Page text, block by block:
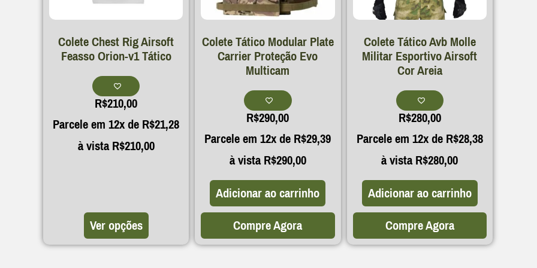
Colete Chest Rig Airsoft
Feasso Orion-v1 Tático
R$210,00
Parcele em 12x deR$21,28
à vistaR$210,00
Ver opções
Colete Tático Modular Plate
Carrier Proteção Evo
Multicam
R$290,00
Parcele em 12x deR$29,39
à vistaR$290,00
Adicionar ao carrinho
Compre Agora
Colete Tático Avb Molle
Militar Esportivo Airsoft
Cor Areia
R$280,00
Parcele em 12x deR$28,38
à vistaR$280,00
Adicionar ao carrinho
Compre Agora